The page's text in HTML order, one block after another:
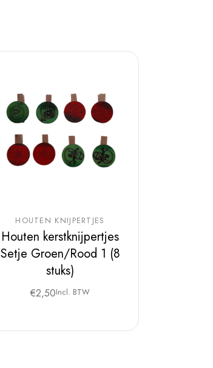
HOUTEN KNIJPERTJES
Houten kerstknijpertjes
Setje Groen/Rood 1 (8
stuks)
€2,50Incl. BTW